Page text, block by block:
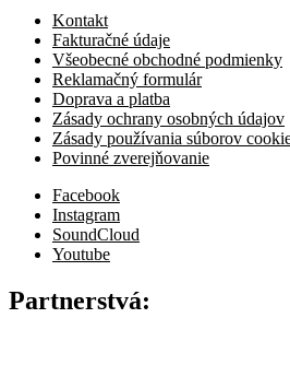
Kontakt
Fakturačné údaje
Všeobecné obchodné podmienky
Reklamačný formulár
Doprava a platba
Zásady ochrany osobných údajov
Zásady používania súborov
Povinné zverejňovanie
Facebook
Instagram
SoundCloud
Youtube
Partnerstvá: